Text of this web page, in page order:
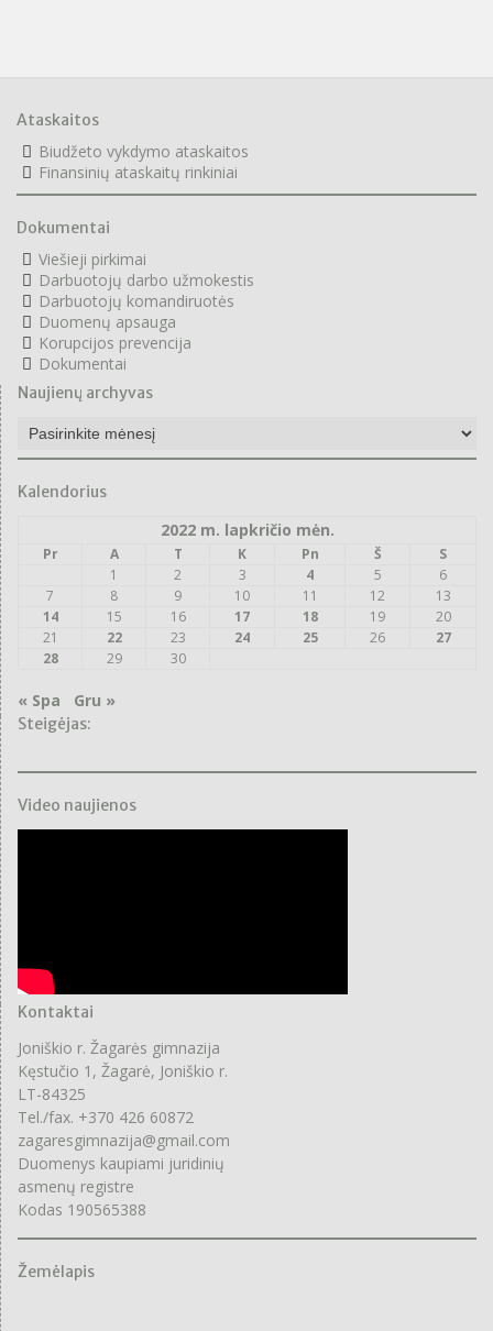
Ataskaitos
Biudžeto vykdymo ataskaitos
Finansinių ataskaitų rinkiniai
Dokumentai
Viešieji pirkimai
Darbuotojų darbo užmokestis
Darbuotojų komandiruotės
Duomenų apsauga
Korupcijos prevencija
Dokumentai
Naujienų archyvas
Naujienų
archyvas
Kalendorius
2022 m. lapkričio mėn.
Pr A T K Pn Š
S
1
2 3 4 5
6
7
8 9 10 11 12
13
14
15 16 17 18 19
20
21
22 23 24 25 26
27
28
29 30
« Spa Gru »
Steigėjas:
Video naujienos
Kontaktai
Joniškio r. Žagarės gimnazija
Kęstučio 1, Žagarė, Joniškio r.
LT-84325
Tel./fax. +370 426 60872
zagaresgimnazija@gmail.com
Duomenys kaupiami juridinių
asmenų registre
Kodas 190565388
Žemėlapis